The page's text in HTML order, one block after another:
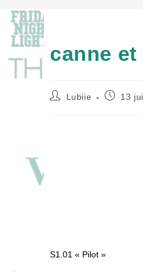
canne
Auteur/autrice
Lubiie 13
S1.01 « Pilot »